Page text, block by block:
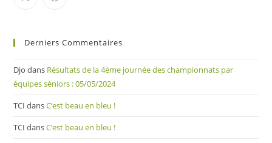
Derniers Commentaires
Djo dans Résultats de la 4ème journée des championnats par
équipes séniors : 05/05/2024
TCI dansC’est beau en bleu !
TCI dansC’est beau en bleu !